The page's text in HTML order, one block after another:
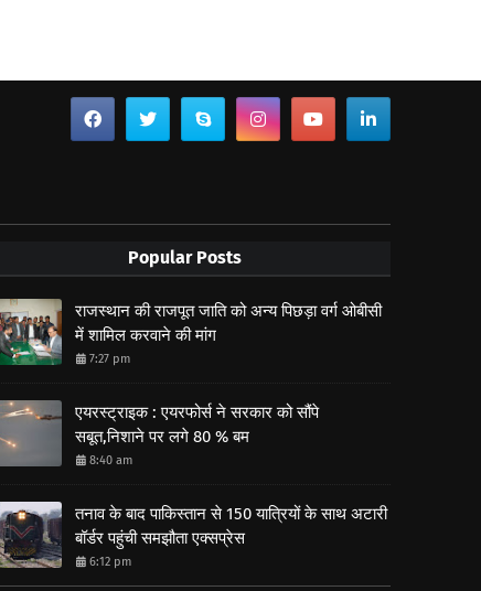
Popular Posts
राजस्थान की राजपूत जाति को अन्य पिछड़ा वर्ग ओबीसी
में शामिल करवाने की मांग
7:27 pm
एयरस्ट्राइक : एयरफोर्स ने सरकार को सौंपे
सबूत,निशाने पर लगे 80 % बम
8:40 am
तनाव के बाद पाकिस्तान से 150 यात्रियों के साथ अटारी
बॉर्डर पहुंची समझौता एक्सप्रेस
6:12 pm